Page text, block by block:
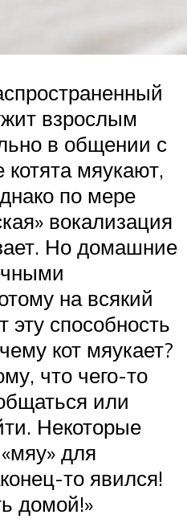
взрослым
в общении с
мяукают,
по мере
вокализация
Но домашние
на всякий
эту способность
кот мяукает?
что чего-то
или
Некоторые
для
то явился!
домой!»